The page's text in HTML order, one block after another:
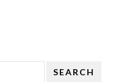
SEARCH